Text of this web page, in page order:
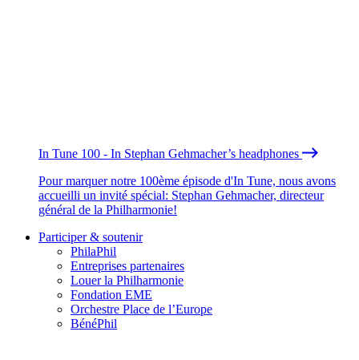
In Tune 100 - In Stephan Gehmacher’s headphones
Pour marquer notre 100ème épisode d'In Tune, nous avons
accueilli un invité spécial: Stephan Gehmacher, directeur
général de la Philharmonie!
Participer & soutenir
PhilaPhil
Entreprises partenaires
Louer la Philharmonie
Fondation EME
Orchestre Place de l’Europe
BénéPhil